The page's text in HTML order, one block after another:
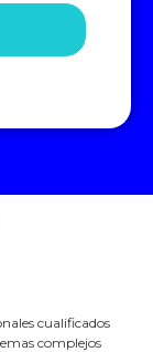
cualificados
complejos